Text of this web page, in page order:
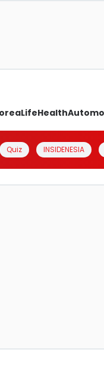
LifeHealth
Quiz INSIDENESIA